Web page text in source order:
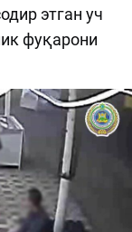
этган уч
фуқарони